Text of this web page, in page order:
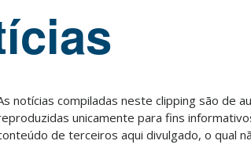
notícias compiladas neste clipping são de
unicamente para fins
de terceiros aqui divulgado, o qual